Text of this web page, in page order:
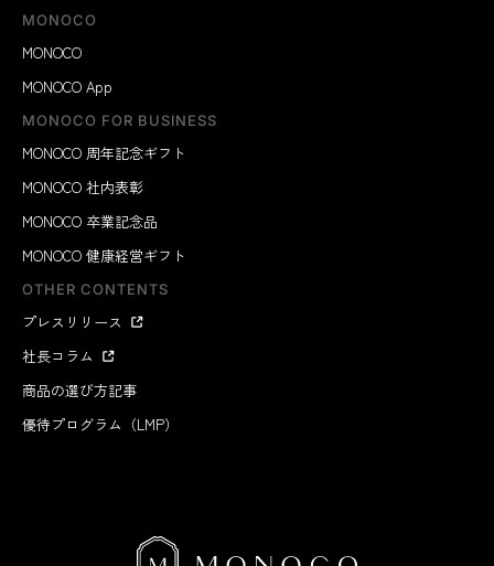
MONOCO
MONOCO
MONOCO App
MONOCO FOR BUSINESS
MONOCO 周年記念ギフト
MONOCO 社内表彰
MONOCO 卒業記念品
MONOCO 健康経営ギフト
OTHER CONTENTS
プレスリリース
社長コラム
商品の選び方記事
優待プログラム（LMP）